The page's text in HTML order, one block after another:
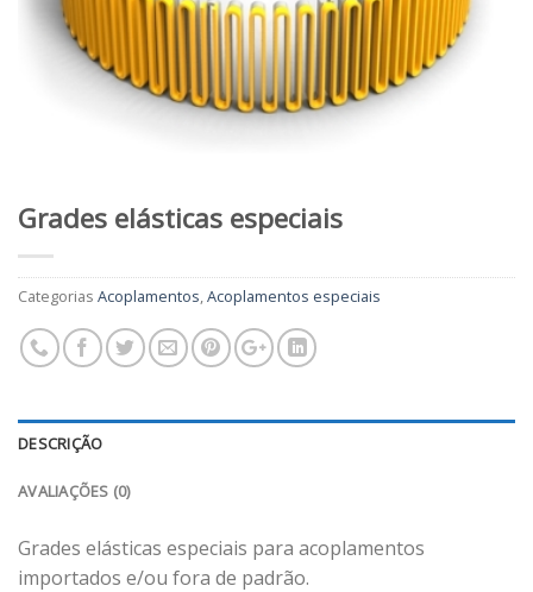
Grades elásticas especiais
Categorias Acoplamentos,Acoplamentos especiais
DESCRIÇÃO
AVALIAÇÕES (0)
Grades elásticas especiais para acoplamentos
importados e/ou fora de padrão.